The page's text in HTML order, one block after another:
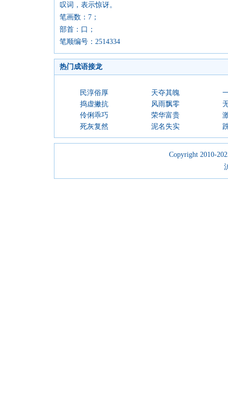
叹词，表示惊讶。
笔画数：7；
部首：口；
笔顺编号：2514334
热门成语接龙
民淳俗厚 天夺其魄
捣虚撇抗
风雨飘零
伶俐乖巧
荣华富贵
死灰复然
泥名失实
Copyright 2010-